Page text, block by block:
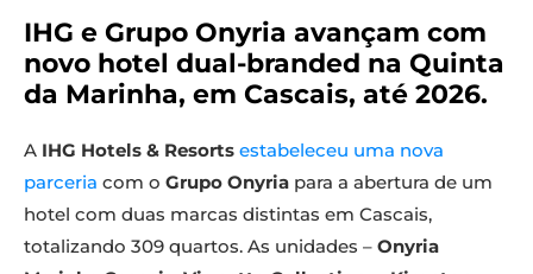
IHG e Grupo Onyria avançam com
novo hotel dual-branded na Quinta
da Marinha, em Cascais, até 2026.
A IHG Hotels & Resorts estabeleceu uma nova
parceria com o Grupo Onyria para a abertura de um
hotel com duas marcas distintas em Cascais,
totalizando 309 quartos. As unidades – Onyria